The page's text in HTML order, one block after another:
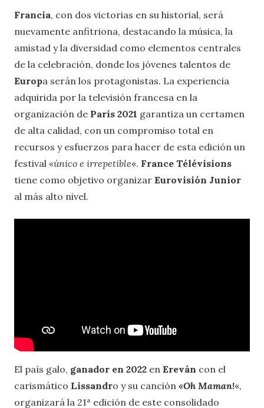
Francia, con dos victorias en su historial, será
nuevamente anfitriona, destacando la música, la
amistad y la diversidad como elementos centrales
de la celebración, donde los jóvenes talentos de
Europa serán los protagonistas. La experiencia
adquirida por la televisión francesa en la
organización de París 2021 garantiza un certamen
de alta calidad, con un compromiso total en
recursos y esfuerzos para hacer de esta edición un
festival «único e irrepetible«. France Télévisions
tiene como objetivo organizar Eurovisión Junior
al más alto nivel.
El país galo, ganador en 2022 en Ereván con el
carismático Lissandro y su canción «Oh Maman!«,
organizará la 21ª edición de este consolidado